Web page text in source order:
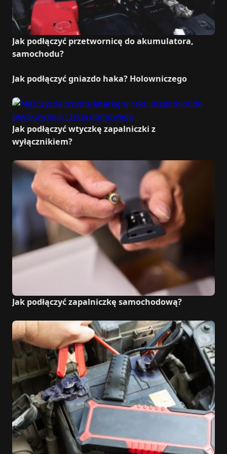
Jak podłączyć przetwornicę do akumulatora,
samochodu?
Jak podłączyć gniazdo haka? Holowniczego
Jak podłączyć wtyczkę zapalniczki z
wyłącznikiem?
Jak podłączyć zapalniczkę samochodową?